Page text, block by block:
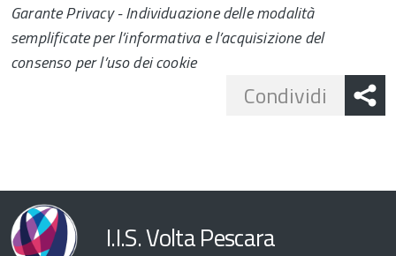
Garante Privacy - Individuazione delle modalità
semplificate per l’informativa e l’acquisizione del
consenso per l’uso dei cookie
Condividi
I.I.S. Volta Pescara